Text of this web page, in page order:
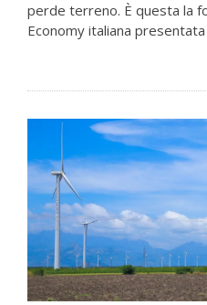
perde terreno. È questa la
Economy italiana